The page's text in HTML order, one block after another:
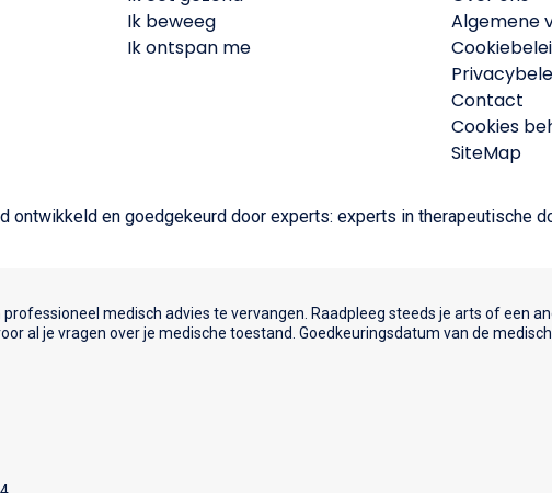
Ik beweeg
Ik ontspan me
Algemene
Contact
Cookies
SiteMap
ontwikkeld en goedgekeurd door experts: experts in therapeutische
medisch advies te vervangen. Raadpleeg steeds je arts of een
al je vragen over je medische toestand. Goedkeuringsdatum van de